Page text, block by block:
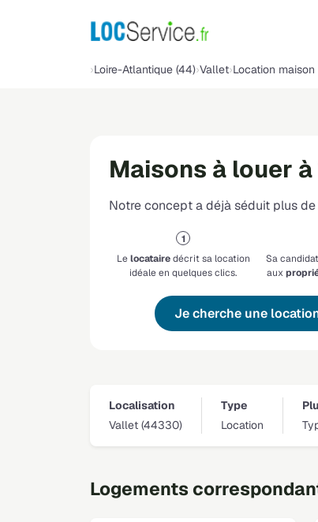
Loire-Atlantique (44) Vallet Location maison
Maisons à louer
Notre concept a déjà séduit plus
Lelocatairedécrit sa location
idéale en quelques clics.
Sa
aux
Je cherche une
Localisation
Vallet (44330)
Type
Location
Logements